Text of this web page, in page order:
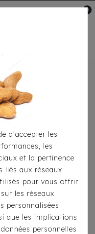
0
Sterilized Poulet
d'accepter les
les
et la pertinence
liés aux réseaux
pour vous offrir
les réseaux
personnalisées.
que les implications
personnelles